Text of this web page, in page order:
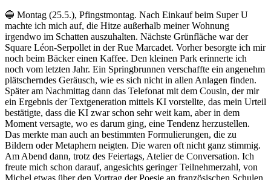
🔵 Montag (25.5.), Pfingstmontag. Nach Einkauf beim Super U
machte ich mich auf, die Hitze außerhalb meiner Wohnung
irgendwo im Schatten auszuhalten. Nächste Grünfläche war der
Square Léon-Serpollet in der Rue Marcadet. Vorher besorgte ich mir
noch beim Bäcker einen Kaffee. Den kleinen Park erinnerte ich
noch vom letzten Jahr. Ein Springbrunnen verschaffte ein angenehm
plätscherndes Geräusch, wie es sich nicht in allen Anlagen finden.
Später am Nachmittag dann das Telefonat mit dem Cousin, der mir
ein Ergebnis der Textgeneration mittels KI vorstellte, das mein Urteil
bestätigte, dass die KI zwar schon sehr weit kam, aber in dem
Moment versagte, wo es darum ging, eine Tendenz herzustellen.
Das merkte man auch an bestimmten Formulierungen, die zu
Bildern oder Metaphern neigten. Die waren oft nicht ganz stimmig.
Am Abend dann, trotz des Feiertags, Atelier de Conversation. Ich
freute mich schon darauf, angesichts geringer Teilnehmerzahl, von
Michel etwas über den Vortrag der Poesie an französischen Schulen